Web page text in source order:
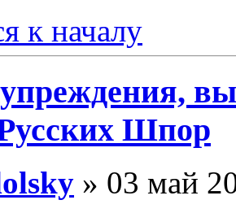
к началу
Шпор
» 03 май